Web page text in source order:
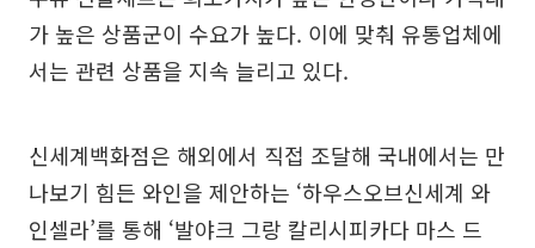
가 높은 상품군이 수요가 높다. 이에 맞춰 유통업체에
서는 관련 상품을 지속 늘리고 있다.
신세계백화점은 해외에서 직접 조달해 국내에서는 만
나보기 힘든 와인을 제안하는 ‘하우스오브신세계 와
인셀라’를 통해 ‘발야크 그랑 칼리시피카다 마스 드